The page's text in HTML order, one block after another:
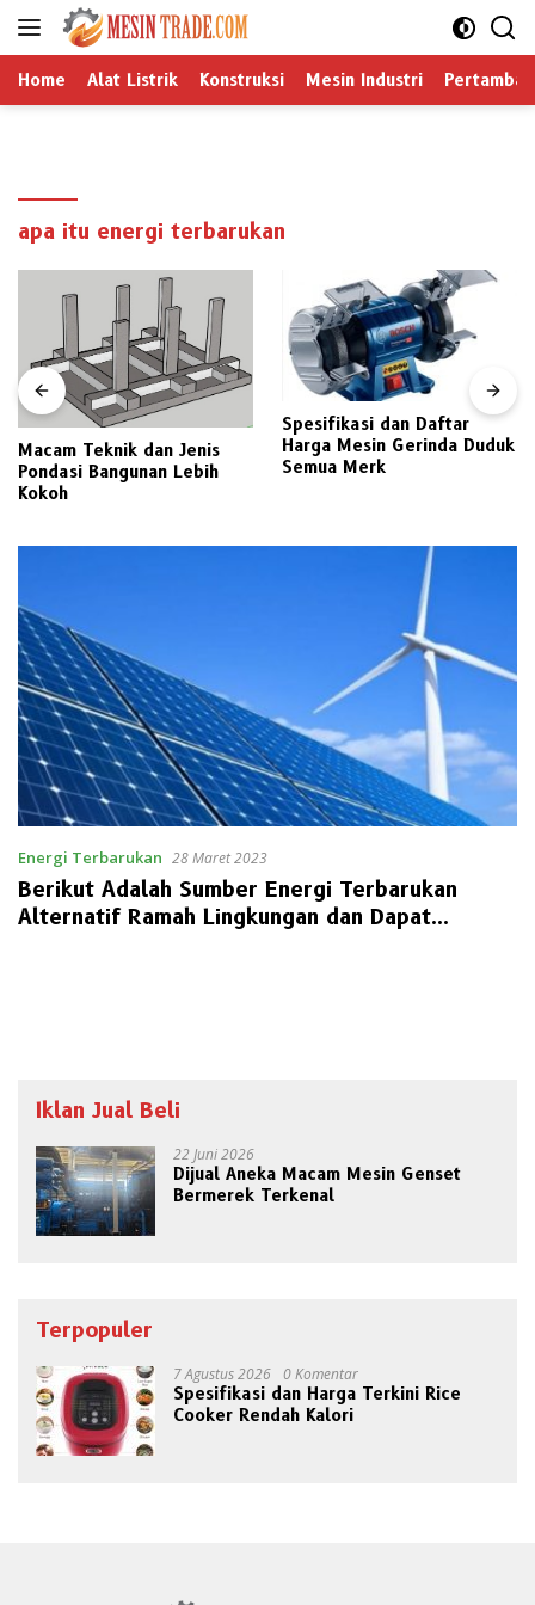
Langsung
Home Alat Listrik Konstruksi Mesin Industri
apa itu energi terbarukan
Macam Teknik dan Jenis
Pondasi Bangunan Lebih
Kokoh
Spesifikasi dan Daftar
Harga Mesin Gerinda Duduk
Semua Merk
Energi Terbarukan 28 Maret 2023
Berikut Adalah Sumber Energi Terbarukan
Alternatif Ramah Lingkungan dan Dapat
Iklan Jual Beli
22 Juni 2026
Dijual Aneka Macam Mesin Genset
Bermerek Terkenal
Terpopuler
7 Agustus 2026 0 Komentar
Spesifikasi dan Harga Terkini Rice
Cooker Rendah Kalori